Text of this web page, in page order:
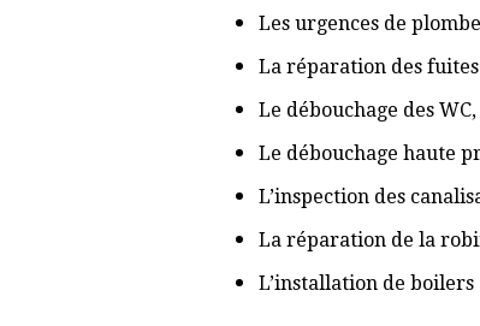
Les urgences de
La réparation des fuites
Le débouchage des
Le débouchage haute
L’inspection des
La réparation de la
L’installation de